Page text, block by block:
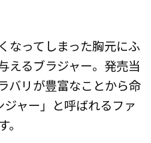
なってしまった胸元にふ
えるブラジャー。発売当
バリが豊富なことから命
ャー」と呼ばれるファ